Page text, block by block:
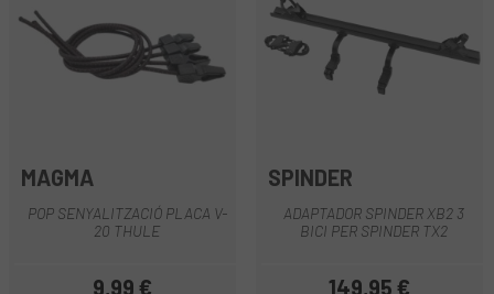
MAGMA
POP SENYALITZACIÓ PLACA V-
20 THULE
9,99 €
SPINDER
ADAPTADOR SPINDER XB2 3
BICI PER SPINDER TX2
149,95 €